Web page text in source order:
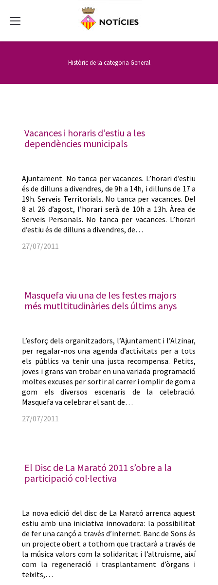
Històric de la categoria General
Vacances i horaris d’estiu a les
dependències municipals
Ajuntament. No tanca per vacances. L’horari d’estiu
és de dilluns a divendres, de 9h a 14h, i dilluns de 17 a
19h. Serveis Territorials. No tanca per vacances. Del
8 al 26 d’agost, l’horari serà de 10h a 13h. Àrea de
Serveis Personals. No tanca per vacances. L’horari
d’estiu és de dilluns a divendres, de…
27/07/2011
Masquefa viu una de les festes majors
més mutltitudinàries dels últims anys
L’esforç dels organitzadors, l’Ajuntament i l’Alzinar,
per regalar-nos una agenda d’activitats per a tots
els públics va tenir una justa recompensa. Petits,
joves i grans van trobar en una variada programació
moltes excuses per sortir al carrer i omplir de gom a
gom els diversos escenaris de la celebració.
Masquefa va celebrar el sant de…
27/07/2011
El Disc de La Marató 2011 s’obre a la
participació col·lectiva
La nova edició del disc de La Marató arrenca aquest
estiu amb una iniciativa innovadora: la possibilitat
de fer una cançó a través d’internet. Banc de Sons és
un projecte obert a tothom que tractarà a través de
la música valors com la solidaritat i l’altruisme, així
com la regeneració i trasplantament d’òrgans i
teixits,…